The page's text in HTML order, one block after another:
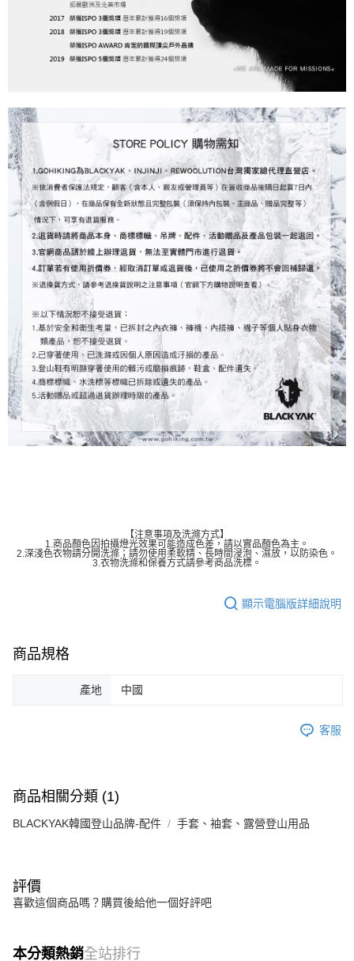
【注意事項及洗滌方式】
1.商品顏色因拍攝燈光效果可能造成色差，請以實品顏色為主。
2.深淺色衣物請分開洗滌；請勿使用柔軟精、長時間浸泡、濕放，以防染色。
3.衣物洗滌和保養方式請參考商品洗標。
顯示電腦版詳細說明
商品規格
產地 中國
客服
商品相關分類 (1)
BLACKYAK韓國登山品牌-配件 手套、袖套、露營登山用品
評價
喜歡這個商品嗎？購買後給他一個好評吧
本分類熱銷全站排行